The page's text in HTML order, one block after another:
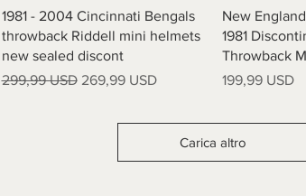
Vista rapida
1981 - 2004 Cincinnati Bengals
throwback Riddell mini helmets
new sealed discont
Prezzo regolare
299,99 USD Prezzo scontato
269,99 USD
New
1981
Throwback
Prezzo
199,99 USD
Carica altro